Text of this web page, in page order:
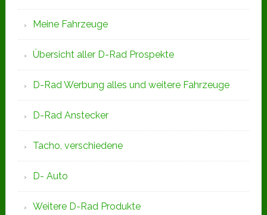
Meine Fahrzeuge
Übersicht aller D-Rad Prospekte
D-Rad Werbung alles und weitere Fahrzeuge
D-Rad Anstecker
Tacho, verschiedene
D- Auto
Weitere D-Rad Produkte